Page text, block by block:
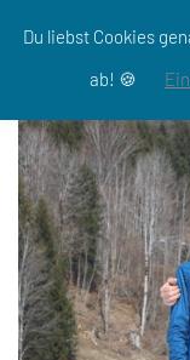
Du liebst Cookies
ab! 🍪